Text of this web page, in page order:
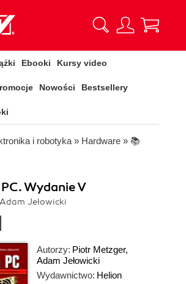
Ebooki Kursy video
Nowości Bestsellery
i robotyka » Hardware » 📚
Wydanie V
Jełowicki
Autorzy: Piotr Metzger,
Adam Jełowicki
Wydawnictwo: Helion